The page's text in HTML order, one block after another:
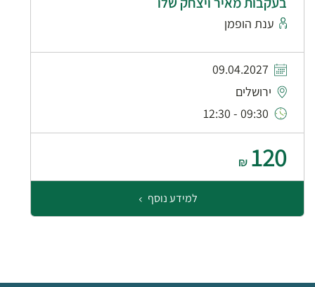
ענת הופמן
09.04.2027
ירושלים
09:30 - 12:30
120
₪
למידע נוסף